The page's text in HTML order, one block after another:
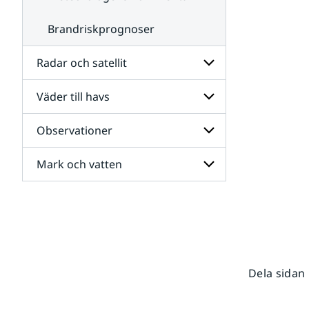
Brandriskprognoser
Radar och satellit
Undersidor
för
Radar
och
satellit
Väder till havs
Undersidor
för
Väder
till
havs
Observationer
Undersidor
för
Mark och vatten
Dela sidan